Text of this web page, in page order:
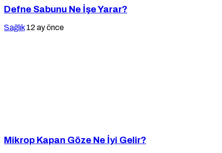
Defne Sabunu Ne İşe Yarar?
Sağlık 12 ay önce
Mikrop Kapan Göze Ne İyi Gelir?